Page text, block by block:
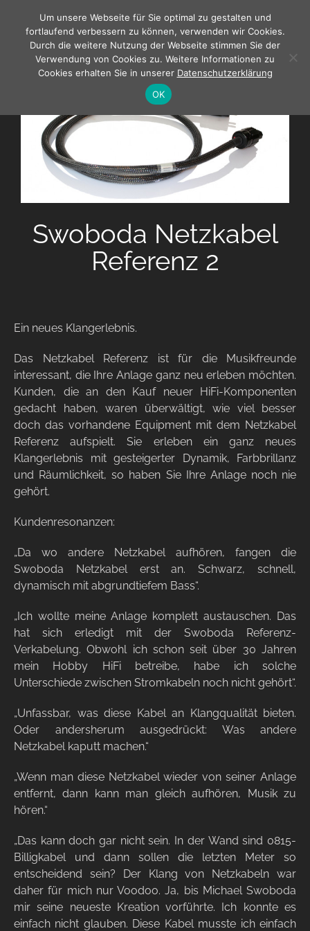
springen
Swoboda Netzkabel
Referenz 2
Ein neues Klangerlebnis.
Das Netzkabel Referenz ist für die Musikfreunde
interessant, die Ihre Anlage ganz neu erleben möchten.
Kunden, die an den Kauf neuer HiFi-Komponenten
gedacht haben, waren überwältigt, wie viel besser
doch das vorhandene Equipment mit dem Netzkabel
Referenz aufspielt. Sie erleben ein ganz neues
Klangerlebnis mit gesteigerter Dynamik, Farbbrillanz
und Räumlichkeit, so haben Sie Ihre Anlage noch nie
gehört.
Kundenresonanzen:
„Da wo andere Netzkabel aufhören, fangen die
Swoboda Netzkabel erst an. Schwarz, schnell,
dynamisch mit abgrundtiefem Bass“.
„Ich wollte meine Anlage komplett austauschen. Das
hat sich erledigt mit der Swoboda Referenz-
Verkabelung. Obwohl ich schon seit über 30 Jahren
mein Hobby HiFi betreibe, habe ich solche
Unterschiede zwischen Stromkabeln noch nicht gehört“.
„Unfassbar, was diese Kabel an Klangqualität bieten.
Oder andersherum ausgedrückt: Was andere
Netzkabel kaputt machen.“
„Wenn man diese Netzkabel wieder von seiner Anlage
entfernt, dann kann man gleich aufhören, Musik zu
hören.“
„Das kann doch gar nicht sein. In der Wand sind 0815-
Billigkabel und dann sollen die letzten Meter so
entscheidend sein? Der Klang von Netzkabeln war
daher für mich nur Voodoo. Ja, bis Michael Swoboda
mir seine neueste Kreation vorführte. Ich konnte es
einfach nicht glauben. Diese Kabel musste ich einfach
Um unsere Webseite für Sie optimal zu gestalten und
fortlaufend verbessern zu können, verwenden wir Cookies.
Durch die weitere Nutzung der Webseite stimmen Sie der
Verwendung von Cookies zu. Weitere Informationen zu
Cookies erhalten Sie in unserer Datenschutzerklärung
OK